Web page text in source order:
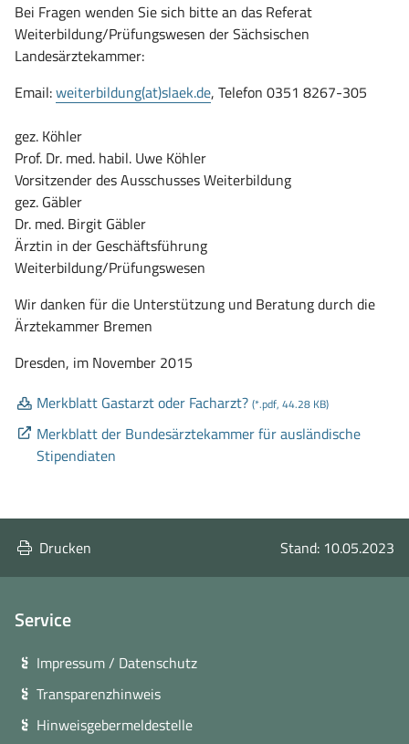
Bei Fragen wenden Sie sich bitte an das Referat
Weiterbildung/Prüfungswesen der Sächsischen
Landesärztekammer:
Email:weiterbildung(at)slaek.de, Telefon 0351 8267-305
gez. Köhler
Prof. Dr. med. habil. Uwe Köhler
Vorsitzender des Ausschusses Weiterbildung
gez. Gäbler
Dr. med. Birgit Gäbler
Ärztin in der Geschäftsführung
Weiterbildung/Prüfungswesen
Wir danken für die Unterstützung und Beratung durch die
Ärztekammer Bremen
Dresden, im November 2015
Merkblatt Gastarzt oder Facharzt? (*.pdf, 44.28 KB)
Merkblatt der Bundesärztekammer für ausländische
Stipendiaten
Fenster)
Drucken
Stand: 10.05.2023
Service
Impressum / Datenschutz
Transparenzhinweis
Hinweisgebermeldestelle